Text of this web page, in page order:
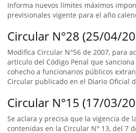
Informa nuevos límites máximos
previsionales vigente para el año
Circular N°28 (25/04/
Modifica Circular N°56 de 2007, para
artículo del Código Penal que
cohecho a funcionarios públicos
Circular publicado en el Diario Oficial
Circular N°15 (17/03/
Se aclara y precisa que la vigencia de
contenidas en la Circular N° 13, del 7